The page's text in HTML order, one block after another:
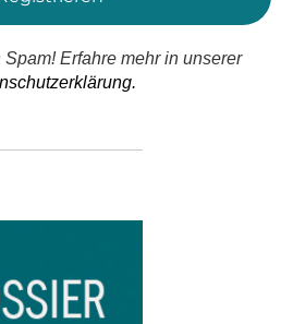
Erfahre mehr in unserer